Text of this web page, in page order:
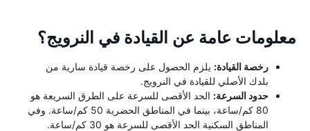
معلومات عامة عن القيادة في النرويج؟
رخصة القيادة: يلزم الحصول على رخصة قيادة سارية من
بلدك الأصلي للقيادة في النرويج.
حدود السرعة: الحد الأقصى للسرعة على الطرق السريعة هو
80 كم/ساعة، بينما في المناطق الحضرية 50 كم/ساعة. وفي
المناطق السكنية الحد الأقصى للسرعة هو 30 كم/ساعة.